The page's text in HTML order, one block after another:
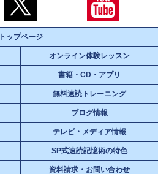
トップページ
オンライン体験レッスン
書籍・CD・アプリ
無料速読トレーニング
ブログ情報
テレビ・メディア情報
SP式速読記憶術の特色
資料請求・お問い合わせ